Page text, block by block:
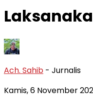
Ach. Sahib - Jurnalis
Kamis, 6 November